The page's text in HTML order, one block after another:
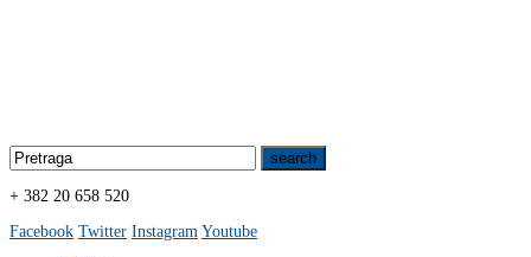
+ 382 20 658 520
Facebook Twitter Instagram Youtube